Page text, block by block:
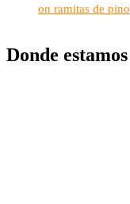
on ramitas de pino
Donde estamos